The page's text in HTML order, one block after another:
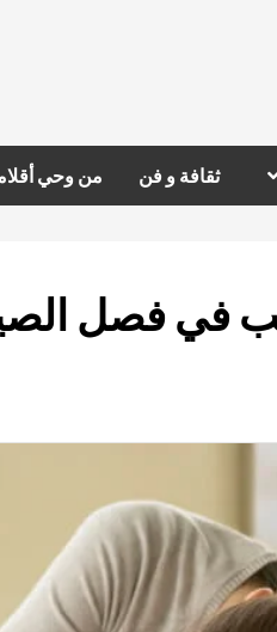
ثقافة و فن من وحي
في فصل